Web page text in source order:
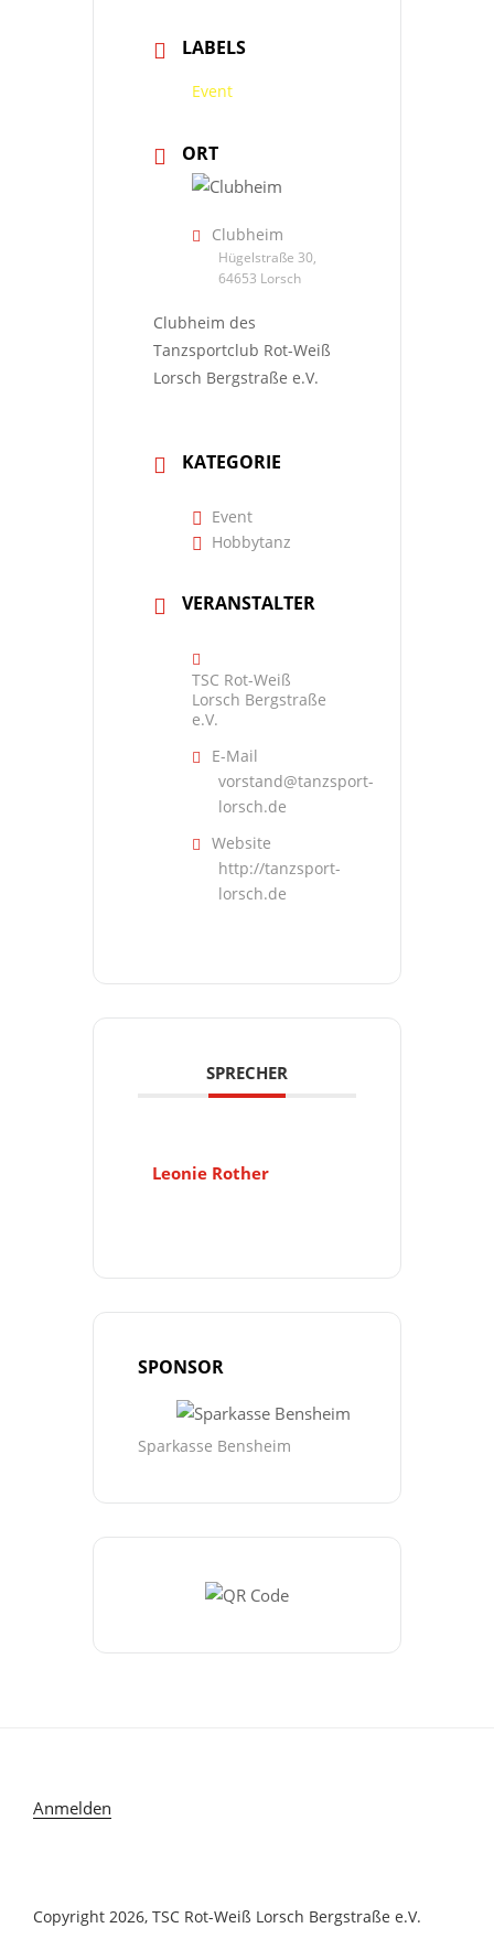
LABELS
Event
ORT
Clubheim
Hügelstraße 30,
64653 Lorsch
Clubheim des
Tanzsportclub Rot-Weiß
Lorsch Bergstraße e.V.
KATEGORIE
Event
Hobbytanz
VERANSTALTER
TSC Rot-Weiß
Lorsch Bergstraße
e.V.
E-Mail
vorstand@tanzsport-
lorsch.de
Website
http://tanzsport-
lorsch.de
SPRECHER
Leonie Rother
SPONSOR
Sparkasse Bensheim
Anmelden
Copyright 2026, TSC Rot-Weiß Lorsch Bergstraße e.V.